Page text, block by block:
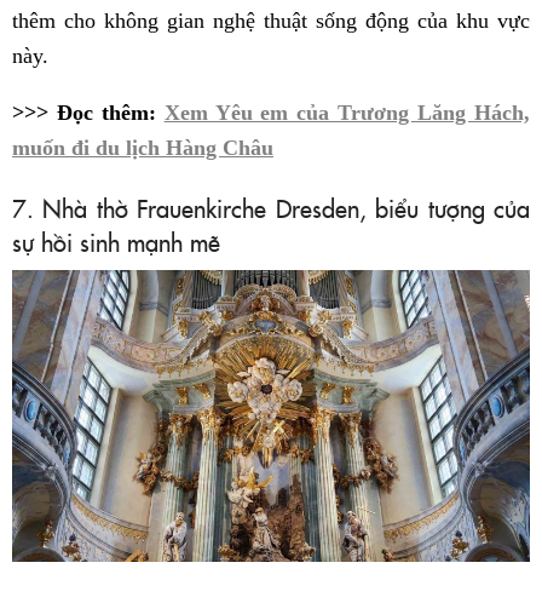
thêm cho không gian nghệ thuật sống động của khu vực
này.
>>> Đọc thêm: Xem Yêu em của Trương Lăng Hách,
muốn đi du lịch Hàng Châu
7. Nhà thờ Frauenkirche Dresden, biểu tượng của
sự hồi sinh mạnh mẽ